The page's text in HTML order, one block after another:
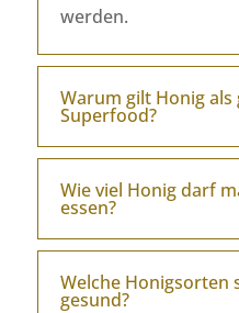
werden.
Warum gilt Honig als
Superfood?
Wie viel Honig darf
essen?
Welche Honigsorten
gesund?